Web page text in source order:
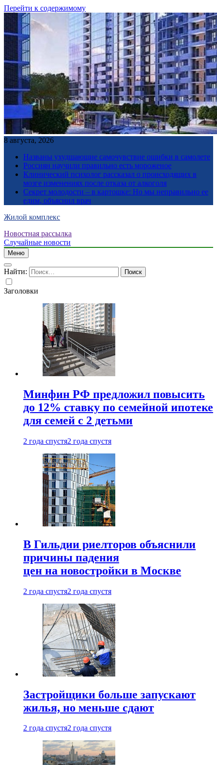
Перейти к содержимому
8 августа, 2026
Названы ухудшающие самочувствие ошибки в самолете
Россиян научили правильно есть мороженое
Клинический психолог рассказал о происходящих в
мозге изменениях после отказа от алкоголя
Секрет молодости – в картошке: Но мы неправильно ее
едим, объяснил врач
Жилой комплекс
Новостная рассылка
Случайные новости
Меню
Найти:
Заголовки
Минфин РФ предложил повысить
до 12% ставку по семейной ипотеке
для семей с 2 детьми
2 года спустя2 года спустя
В Гильдии риелторов объяснили
причины падения
цен на новостройки в Москве
2 года спустя2 года спустя
Застройщики больше запускают
жилья, но меньше сдают
2 года спустя2 года спустя